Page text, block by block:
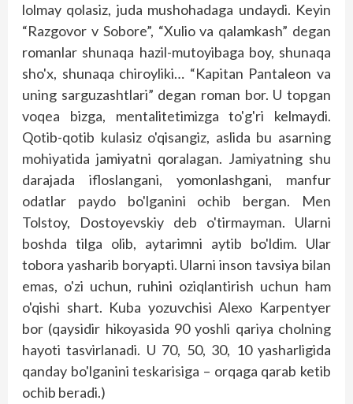
lolmay qolasiz, juda mushohadaga undaydi. Keyin
“Razgovor v Sobore”, “Xulio va qalamkash” degan
romanlar shunaqa hazil-mutoyibaga boy, shunaqa
sho'x, shunaqa chiroyliki… “Kapitan Pantaleon va
uning sarguzashtlari” degan roman bor. U topgan
voqea bizga, mentalitetimizga to'g'ri kelmaydi.
Qotib-qotib kulasiz o'qisangiz, aslida bu asarning
mohiyatida jamiyatni qoralagan. Jamiyatning shu
darajada ifloslangani, yomonlashgani, manfur
odatlar paydo bo'lganini ochib bergan. Men
Tolstoy, Dos­toyevskiy deb o'tirmayman. Ularni
boshda tilga olib, aytarimni aytib bo'ldim. Ular
tobora yasharib boryapti. Ularni inson tavsiya bilan
emas, o'zi uchun, ruhini oziqlantirish uchun ham
o'qishi shart. Kuba yozuvchisi Alexo Karpentyer
bor (qaysidir hikoyasida 90 yoshli qariya cholning
hayoti tasvirlanadi. U 70, 50, 30, 10 yasharligida
qanday bo'lganini tes­karisiga – orqaga qarab ketib
ochib beradi.)